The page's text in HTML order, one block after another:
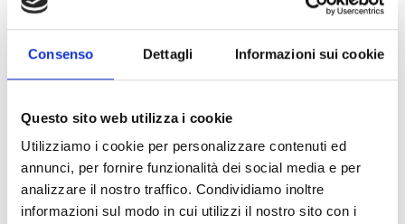
Consenso Dettagli Informazioni sui cookie
Questo sito web utilizza i cookie
Utilizziamo i cookie per personalizzare contenuti ed
annunci, per fornire funzionalità dei social media e per
analizzare il nostro traffico. Condividiamo inoltre
informazioni sul modo in cui utilizzi il nostro sito con i
Documents(6992)
Select All
Please log in before downloading content marked with
the icon lock
All languages
SEARCH